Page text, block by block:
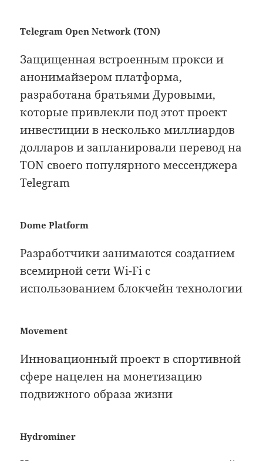
Telegram Open Network (TON)
Защищенная встроенным прокси и
анонимайзером платформа,
разработана братьями Дуровыми,
которые привлекли под этот проект
инвестиции в несколько миллиардов
долларов и запланировали перевод на
TON своего популярного мессенджера
Telegram
Dome Platform
Разработчики занимаются созданием
всемирной сети Wi-Fi с
использованием блокчейн технологии
Movement
Инновационный проект в спортивной
сфере нацелен на монетизацию
подвижного образа жизни
Hydrominer